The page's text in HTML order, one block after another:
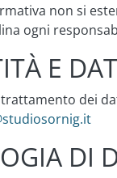
non si
ogni
E
dei
DI